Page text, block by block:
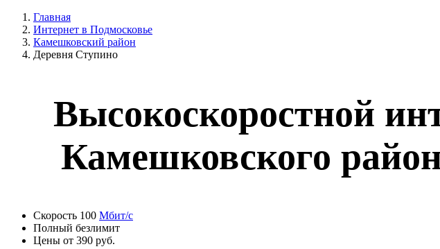
Главная
Интернет в Подмосковье
Камешковский район
Деревня Ступино
Высокоскоростной
Камешковского
Скорость 100 Мбит/с
Полный безлимит
Цены от 390 руб.